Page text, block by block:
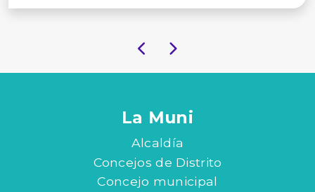
La Muni
Alcaldía
Concejos de Distrito
Concejo municipal